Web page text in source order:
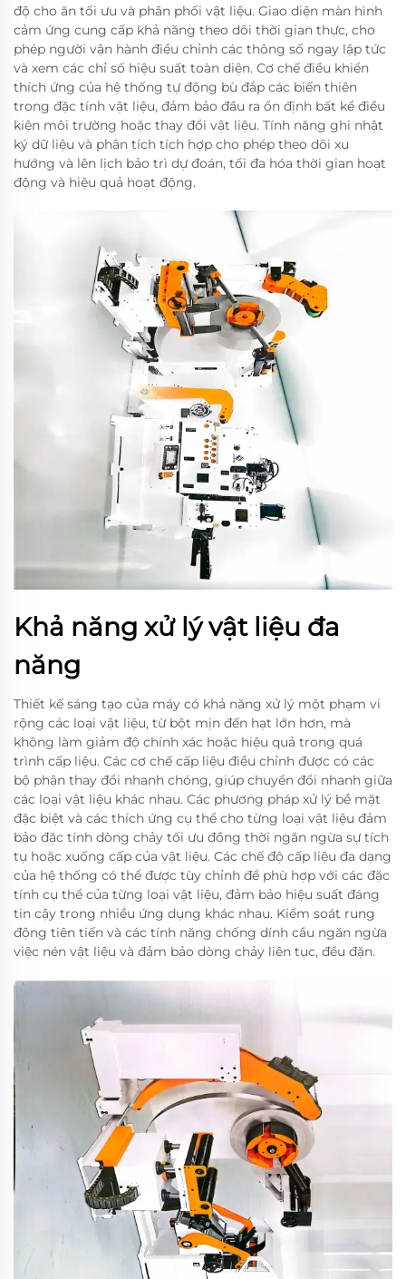
độ cho ăn tối ưu và phân phối vật liệu. Giao diện màn hình
cảm ứng cung cấp khả năng theo dõi thời gian thực, cho
phép người vận hành điều chỉnh các thông số ngay lập tức
và xem các chỉ số hiệu suất toàn diện. Cơ chế điều khiển
thích ứng của hệ thống tự động bù đắp các biến thiên
trong đặc tính vật liệu, đảm bảo đầu ra ổn định bất kể điều
kiện môi trường hoặc thay đổi vật liệu. Tính năng ghi nhật
ký dữ liệu và phân tích tích hợp cho phép theo dõi xu
hướng và lên lịch bảo trì dự đoán, tối đa hóa thời gian hoạt
động và hiệu quả hoạt động.
Khả năng xử lý vật liệu đa
năng
Thiết kế sáng tạo của máy có khả năng xử lý một phạm vi
rộng các loại vật liệu, từ bột mịn đến hạt lớn hơn, mà
không làm giảm độ chính xác hoặc hiệu quả trong quá
trình cấp liệu. Các cơ chế cấp liệu điều chỉnh được có các
bộ phận thay đổi nhanh chóng, giúp chuyển đổi nhanh giữa
các loại vật liệu khác nhau. Các phương pháp xử lý bề mặt
đặc biệt và các thích ứng cụ thể cho từng loại vật liệu đảm
bảo đặc tính dòng chảy tối ưu đồng thời ngăn ngừa sự tích
tụ hoặc xuống cấp của vật liệu. Các chế độ cấp liệu đa dạng
của hệ thống có thể được tùy chỉnh để phù hợp với các đặc
tính cụ thể của từng loại vật liệu, đảm bảo hiệu suất đáng
tin cậy trong nhiều ứng dụng khác nhau. Kiểm soát rung
động tiên tiến và các tính năng chống dính cầu ngăn ngừa
việc nén vật liệu và đảm bảo dòng chảy liên tục, đều đặn.